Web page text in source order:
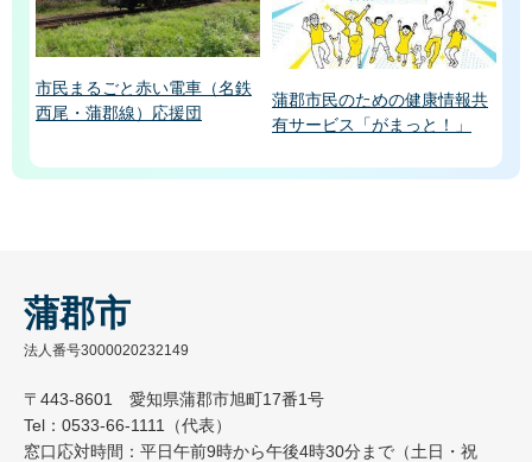
市民まるごと赤い電車（名鉄
西尾・蒲郡線）応援団
蒲郡市民のための健康情報共
有サービス「がまっと！」
蒲郡市
法人番号3000020232149
〒443-8601 愛知県蒲郡市旭町17番1号
Tel：0533-66-1111（代表）
窓口応対時間：平日午前9時から午後4時30分まで（土日・祝